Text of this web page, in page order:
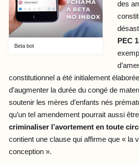
Beta bot
des
PEC
constitutionnel a été initialement
d’augmenter la durée du congé de
soutenir les mères d’enfants nés
qu’un tel amendement pourrait aussi
criminaliser l’avortement en toute
contient une clause qui affirme que « la
conception ».